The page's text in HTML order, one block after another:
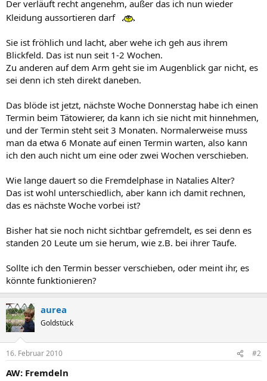
Der verläuft recht angenehm, außer das ich nun wieder
Kleidung aussortieren darf
Sie ist fröhlich und lacht, aber wehe ich geh aus ihrem
Blickfeld. Das ist nun seit 1-2 Wochen.
Zu anderen auf dem Arm geht sie im Augenblick gar nicht, es
sei denn ich steh direkt daneben.
Das blöde ist jetzt, nächste Woche Donnerstag habe ich einen
Termin beim Tätowierer, da kann ich sie nicht mit hinnehmen,
und der Termin steht seit 3 Monaten. Normalerweise muss
man da etwa 6 Monate auf einen Termin warten, also kann
ich den auch nicht um eine oder zwei Wochen verschieben.
Wie lange dauert so die Fremdelphase in Natalies Alter?
Das ist wohl unterschiedlich, aber kann ich damit rechnen,
das es nächste Woche vorbei ist?
Bisher hat sie noch nicht sichtbar gefremdelt, es sei denn es
standen 20 Leute um sie herum, wie z.B. bei ihrer Taufe.
Sollte ich den Termin besser verschieben, oder meint ihr, es
könnte funktionieren?
aurea
Goldstück
16. Februar 2010 #2
AW: Fremdeln